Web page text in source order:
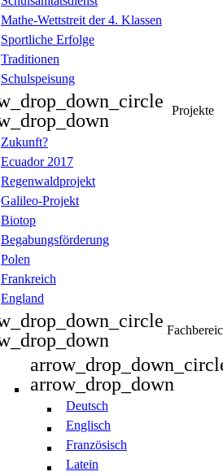
Mathe-Wettstreit der 4. Klassen
Sportliche Erfolge
Traditionen
Schulspeisung
Projekte
Zukunft?
Ecuador 2017
Regenwaldprojekt
Galileo-Projekt
Biotop
Begabungsförderung
Polen
Frankreich
England
arrow_drop_down
Deutsch
Englisch
Französisch
Latein